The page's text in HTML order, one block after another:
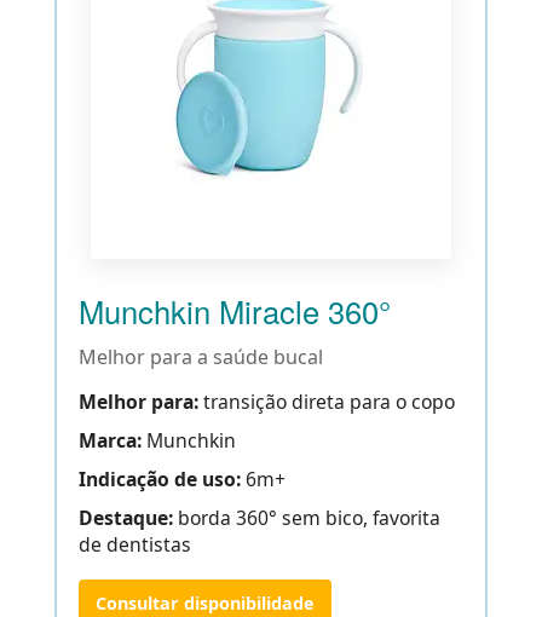
Munchkin Miracle 360°
Melhor para a saúde bucal
Melhor para:transição direta para o copo
Marca: Munchkin
Indicação de uso:6m+
Destaque: borda 360° sem bico, favorita
de dentistas
Consultar disponibilidade